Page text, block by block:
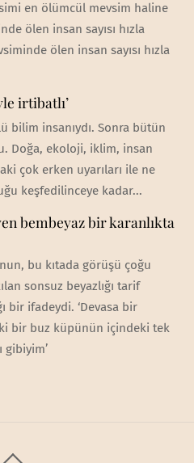
en ölümcül mevsim haline
ölen insan sayısı hızla
ölen insan sayısı hızla
irtibatlı’
bilim insanıydı. Sonra bütün
Doğa, ekoloji, iklim, insan
çok erken uyarıları ile ne
keşfedilinceye kadar...
bembeyaz bir karanlıkta
bu kıtada görüşü çoğu
sonsuz beyazlığı tarif
bir ifadeydi. ‘Devasa bir
bir buz küpünün içindeki tek
gibiyim’